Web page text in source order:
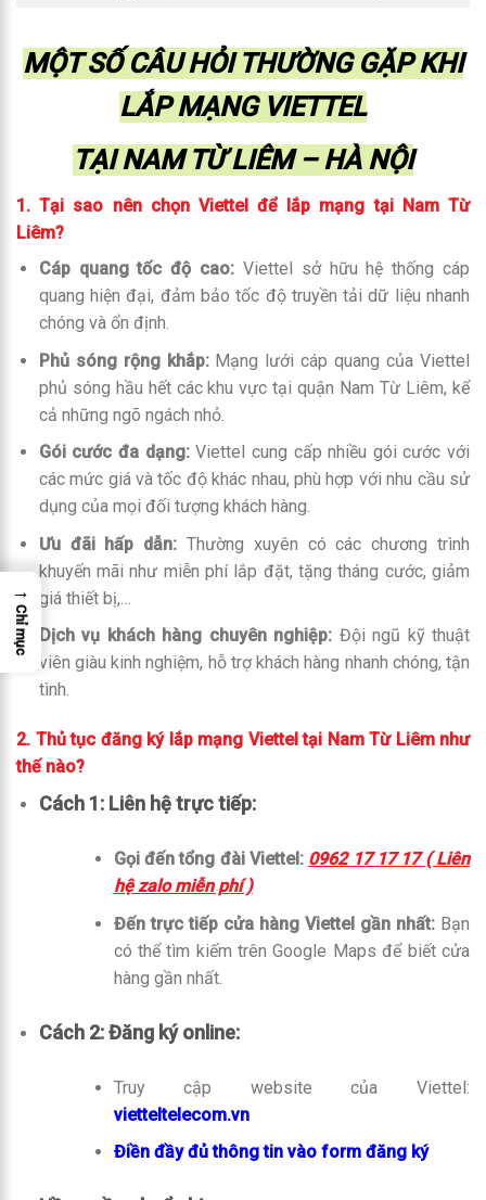
MỘT SỐ CÂU HỎI THƯỜNG GẶP KHI
LẮP MẠNG VIETTEL
TẠI NAM TỪ LIÊM – HÀ NỘI
1. Tại sao nên chọn Viettel để lắp mạng tại Nam Từ
Liêm?
Cáp quang tốc độ cao: Viettel sở hữu hệ thống cáp
quang hiện đại, đảm bảo tốc độ truyền tải dữ liệu nhanh
chóng và ổn định.
Phủ sóng rộng khắp:Mạng lưới cáp quang của Viettel
phủ sóng hầu hết các khu vực tại quận Nam Từ Liêm, kể
cả những ngõ ngách nhỏ.
Gói cước đa dạng:Viettel cung cấp nhiều gói cước với
các mức giá và tốc độ khác nhau, phù hợp với nhu cầu sử
dụng của mọi đối tượng khách hàng.
Ưu đãi hấp dẫn: Thường xuyên có các chương trình
khuyến mãi như miễn phí lắp đặt, tặng tháng cước, giảm
giá thiết bị,…
Dịch vụ khách hàng chuyên nghiệp: Đội ngũ kỹ thuật
viên giàu kinh nghiệm, hỗ trợ khách hàng nhanh chóng, tận
tình.
2. Thủ tục đăng ký lắp mạng Viettel tại Nam Từ Liêm như
thế nào?
Cách 1: Liên hệ trực tiếp:
Gọi đến tổng đài Viettel: 0962 17 17 17 ( Liên
hệ zalo miễn phí )
Đến trực tiếp cửa hàng Viettel gần nhất:Bạn
có thể tìm kiếm trên Google Maps để biết cửa
hàng gần nhất.
Cách 2: Đăng ký online:
Truy cập website của Viettel:
vietteltelecom.vn
Điền đầy đủ thông tin vào form đăng ký
→
Chỉ mục